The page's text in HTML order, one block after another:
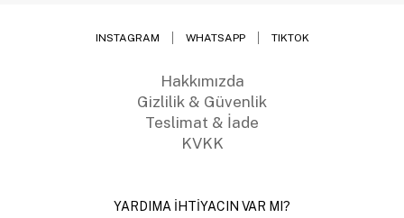
INSTAGRAM WHATSAPP TIKTOK
Hakkımızda
Gizlilik & Güvenlik
Teslimat & İade
KVKK
YARDIMA İHTİYACIN VAR MI?